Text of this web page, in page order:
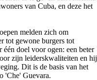
van Cuba, en deze het
melden zich om
tot gewone burgers tot
één doel voor ogen: een beter
zijn leiderskwaliteiten en hij
Dit is de basis van het
'Che' Guevara.